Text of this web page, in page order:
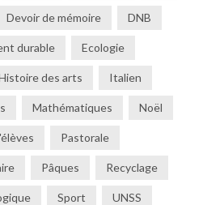
Devoir de mémoire DNB
durable Ecologie
des arts Italien
Mathématiques Noël
Pastorale
Pâques Recyclage
Sport UNSS